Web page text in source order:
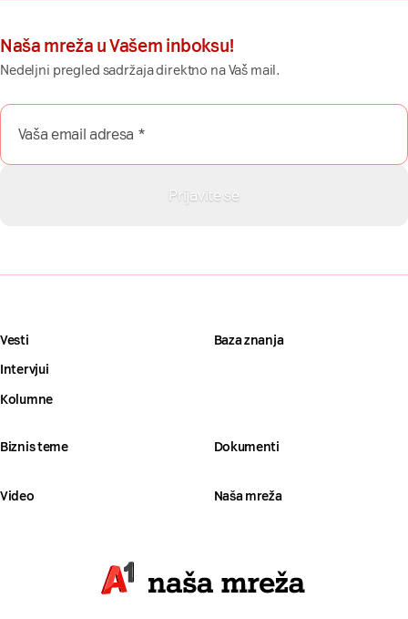
Naša mreža u Vašem inboksu!
Nedeljni pregled sadržaja direktno na Vaš mail.
Vesti
Intervjui
Kolumne
Baza znanja
Biznis teme Dokumenti
Video Naša mreža